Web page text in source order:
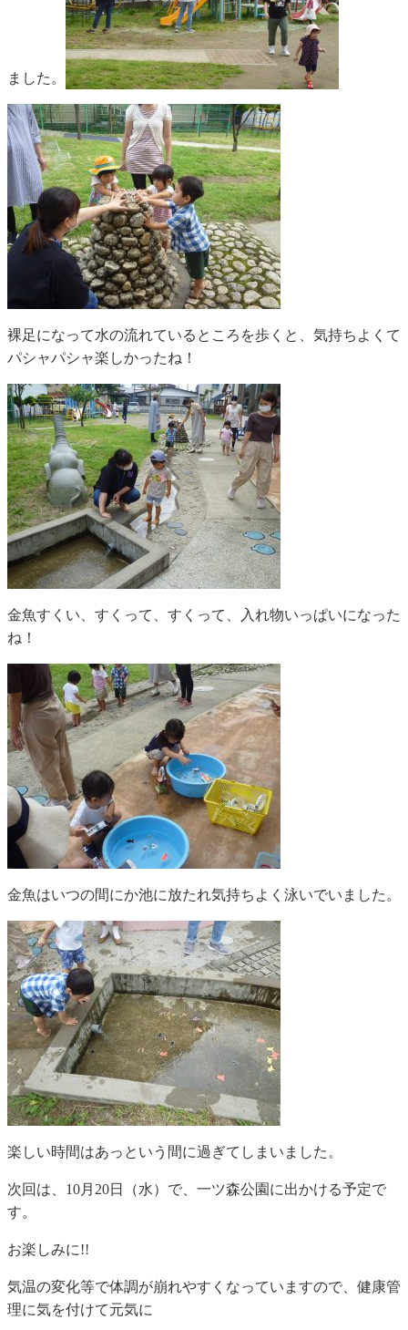
ました。
裸足になって水の流れているところを歩くと、気持ちよくて
パシャパシャ楽しかったね！
金魚すくい、すくって、すくって、入れ物いっぱいになった
ね！
金魚はいつの間にか池に放たれ気持ちよく泳いでいました。
楽しい時間はあっという間に過ぎてしまいました。
次回は、10月20日（水）で、一ツ森公園に出かける予定で
す。
お楽しみに!!
気温の変化等で体調が崩れやすくなっていますので、健康管
理に気を付けて元気に